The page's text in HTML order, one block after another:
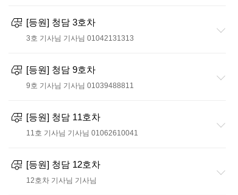
[등원] 청담 3호차
3호 기사님 기사님 01042131313
[등원] 청담 9호차
9호 기사님 기사님 01039488811
[등원] 청담 11호차
11호 기사님 기사님 01062610041
[등원] 청담 12호차
12호차 기사님 기사님